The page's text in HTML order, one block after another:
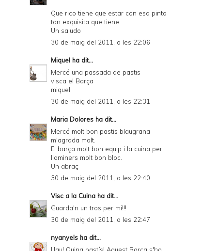
Que rico tiene que estar con esa pinta
tan exquisita que tiene.
Un saludo
30 de maig del 2011, a les 22:06
Miquel ha dit...
Mercé una passada de pastis
visca el Barça
miquel
30 de maig del 2011, a les 22:31
Maria Dolores ha dit...
Mercé molt bon pastis blaugrana
m'agrada molt.
El barça molt bon equip i la cuina per
llaminers molt bon bloc.
Un abraç
30 de maig del 2011, a les 22:40
Visc a la Cuina ha dit...
Guarda'n un tros per mi!!!
30 de maig del 2011, a les 22:47
nyanyels ha dit...
Uau! Quina pastís! Aquest Barça s'ho